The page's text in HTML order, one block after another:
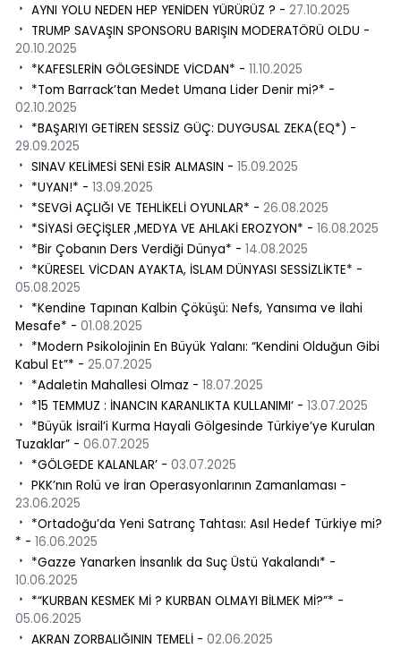
AYNI YOLU NEDEN HEP YENİDEN YÜRÜRÜZ ? - 27.10.2025
TRUMP SAVAŞIN SPONSORU BARIŞIN MODERATÖRÜ OLDU -
20.10.2025
*KAFESLERİN GÖLGESİNDE VİCDAN* - 11.10.2025
*Tom Barrack’tan Medet Umana Lider Denir mi?* -
02.10.2025
*BAŞARIYI GETİREN SESSİZ GÜÇ: DUYGUSAL ZEKA(EQ*) -
29.09.2025
SINAV KELİMESİ SENİ ESİR ALMASIN - 15.09.2025
*UYAN!* - 13.09.2025
*SEVGİ AÇLIĞI VE TEHLİKELİ OYUNLAR* - 26.08.2025
*SİYASİ GEÇİŞLER ,MEDYA VE AHLAKİ EROZYON* - 16.08.2025
​ *Bir Çobanın Ders Verdiği Dünya* - 14.08.2025
*KÜRESEL VİCDAN AYAKTA, İSLAM DÜNYASI SESSİZLİKTE* -
05.08.2025
*Kendine Tapınan Kalbin Çöküşü: Nefs, Yansıma ve İlahi
Mesafe* - 01.08.2025
*Modern Psikolojinin En Büyük Yalanı: “Kendini Olduğun Gibi
Kabul Et”* - 25.07.2025
*Adaletin Mahallesi Olmaz - 18.07.2025
*15 TEMMUZ : İNANCIN KARANLIKTA KULLANIMI‘ - 13.07.2025
*Büyük İsrail’i Kurma Hayali Gölgesinde Türkiye’ye Kurulan
Tuzaklar” - 06.07.2025
*GÖLGEDE KALANLAR’ - 03.07.2025
PKK’nın Rolü ve İran Operasyonlarının Zamanlaması -
23.06.2025
*Ortadoğu’da Yeni Satranç Tahtası: Asıl Hedef Türkiye mi?
* - 16.06.2025
*Gazze Yanarken İnsanlık da Suç Üstü Yakalandı* -
10.06.2025
*“KURBAN KESMEK Mİ ? KURBAN OLMAYI BİLMEK Mİ?”* -
05.06.2025
AKRAN ZORBALIĞININ TEMELİ - 02.06.2025